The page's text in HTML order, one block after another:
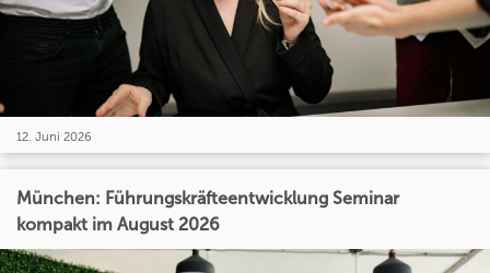
12. Juni 2026
München: Führungskräfteentwicklung Seminar
kompakt im August 2026